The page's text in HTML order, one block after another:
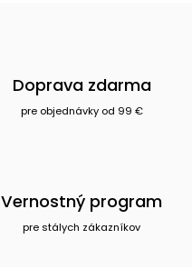
Doprava zdarma
pre objednávky od 99 €
Vernostný program
pre stálych zákazníkov